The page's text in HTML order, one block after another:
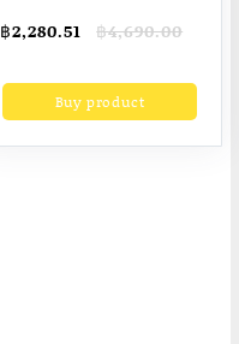
วัดความดัน มี
พรีเมี่ยม นาฬิกา วัด
฿4,690.00
Original
was:
฿4,690.00.
฿2,280.51
Current
is:
฿2,280.51.Buy product